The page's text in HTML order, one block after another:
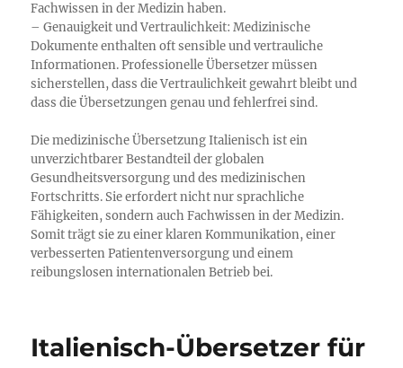
Fachwissen in der Medizin haben.
– Genauigkeit und Vertraulichkeit: Medizinische
Dokumente enthalten oft sensible und vertrauliche
Informationen. Professionelle Übersetzer müssen
sicherstellen, dass die Vertraulichkeit gewahrt bleibt und
dass die Übersetzungen genau und fehlerfrei sind.
Die medizinische Übersetzung Italienisch ist ein
unverzichtbarer Bestandteil der globalen
Gesundheitsversorgung und des medizinischen
Fortschritts. Sie erfordert nicht nur sprachliche
Fähigkeiten, sondern auch Fachwissen in der Medizin.
Somit trägt sie zu einer klaren Kommunikation, einer
verbesserten Patientenversorgung und einem
reibungslosen internationalen Betrieb bei.
Italienisch-Übersetzer für